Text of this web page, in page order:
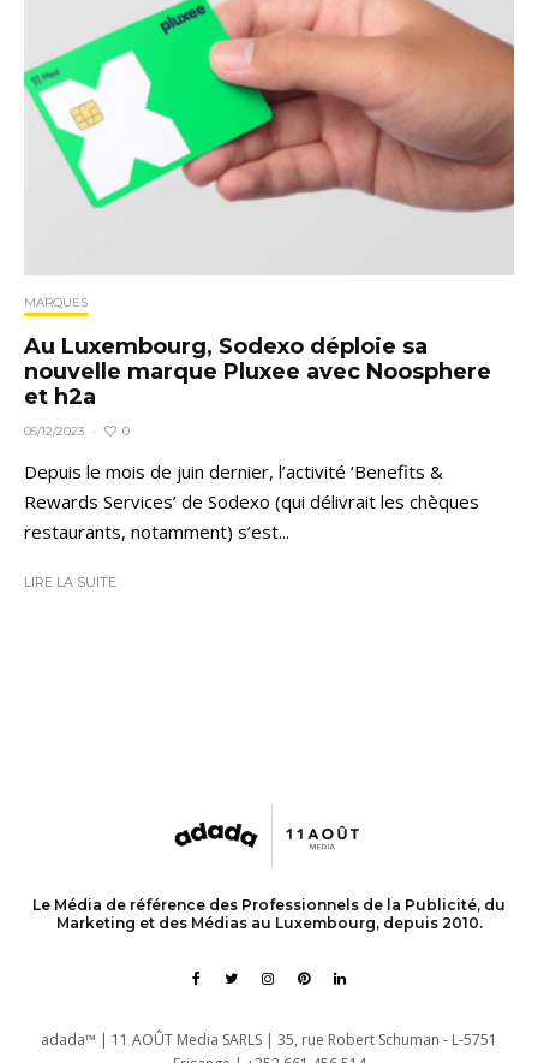
MARQUES
Au Luxembourg, Sodexo déploie sa
nouvelle marque Pluxee avec Noosphere
et h2a
05/12/2023 · 0
Depuis le mois de juin dernier, l’activité ‘Benefits &
Rewards Services’ de Sodexo (qui délivrait les chèques
restaurants, notamment) s’est...
LIRE LA SUITE
Le Média de référence des Professionnels de la Publicité, du
Marketing et des Médias au Luxembourg, depuis 2010.
adada™ | 11 AOÛT Media SARLS | 35, rue Robert Schuman - L-5751